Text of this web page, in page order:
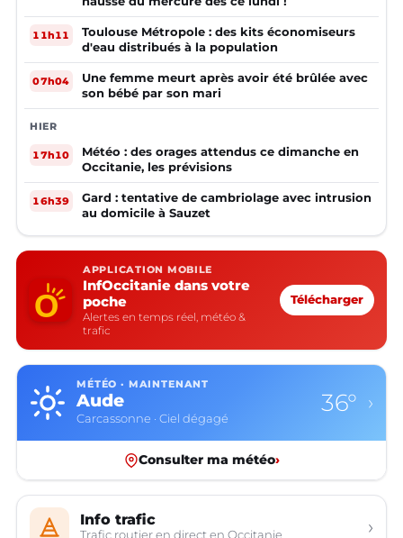
11h11
Toulouse Métropole : des kits économiseurs
d'eau distribués à la population
07h04
Une femme meurt après avoir été brûlée avec
son bébé par son mari
HIER
17h10
Météo : des orages attendus ce dimanche en
Occitanie, les prévisions
16h39
Gard : tentative de cambriolage avec intrusion
au domicile à Sauzet
APPLICATION MOBILE
InfOccitanie dans votre
poche
Alertes en temps réel, météo &
trafic
Télécharger
MÉTÉO · MAINTENANT
Aude
Carcassonne · Ciel dégagé
36° ›
Consulter ma météo›
Info trafic
Trafic routier en direct en Occitanie ›